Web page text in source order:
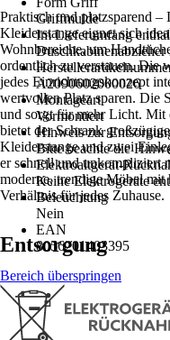
Griffmulde
Im Lieferumfang
Duschkabinenabzieher
A2090602000026
Montageart
Vormontiert
Hinweis zur
Bitte beachte die
Elektroaltgerät-
Keine Elektrogeräte
Beleuchtung
Nein
EAN
8056201403395
Praktisch und platzsparend
Kleiderstange eignet sich
Wohnbereiche, um
ordentlich zu verstauen. Die
jedes Einrichtungskonzept
wertvollen Platz sparen. Die
und sorgt für mehr Licht.
bietet der Schrank
Kleiderstange und zwei
er schnell und unkompliziert
moderne, trendige Möbel mit
Verhältnis für jedes Zuhause.
Entsorgung
Bereich überspringen